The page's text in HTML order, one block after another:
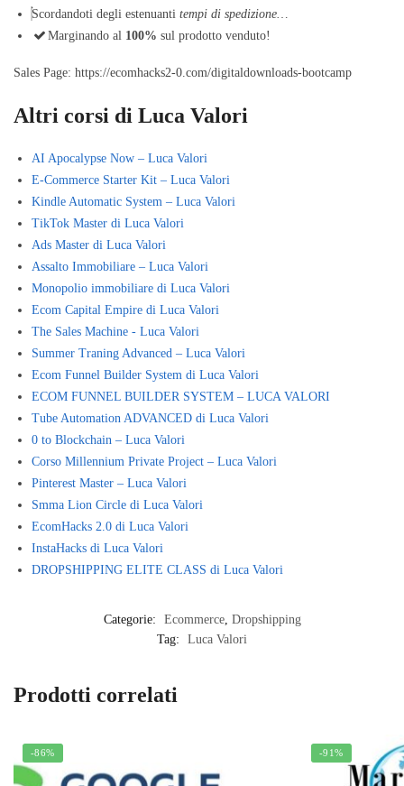
Scordandoti degli estenuanti tempi di spedizione…
​Marginando al 100% sul prodotto venduto!
Sales Page: https://ecomhacks2-0.com/digitaldownloads-bootcamp
Altri corsi di Luca Valori
AI Apocalypse Now – Luca Valori
E-Commerce Starter Kit – Luca Valori
Kindle Automatic System – Luca Valori
TikTok Master di Luca Valori
Ads Master di Luca Valori
Assalto Immobiliare – Luca Valori
Monopolio immobiliare di Luca Valori
Ecom Capital Empire di Luca Valori
The Sales Machine - Luca Valori
Summer Traning Advanced – Luca Valori
Ecom Funnel Builder System di Luca Valori
ECOM FUNNEL BUILDER SYSTEM – LUCA VALORI
Tube Automation ADVANCED di Luca Valori
0 to Blockchain – Luca Valori
Corso Millennium Private Project – Luca Valori
Pinterest Master – Luca Valori
Smma Lion Circle di Luca Valori
EcomHacks 2.0 di Luca Valori
InstaHacks di Luca Valori
DROPSHIPPING ELITE CLASS di Luca Valori
Categorie: Ecommerce, Dropshipping
Tag:
Luca Valori
Prodotti correlati
-86% -91%